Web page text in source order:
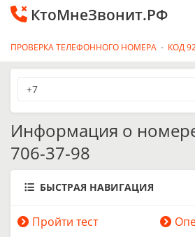
КтоМнеЗвонит.РФ
ПРОВЕРКА ТЕЛЕФОННОГО НОМЕРА - КОД
Информация о
706-37-98
БЫСТРАЯ НАВИГАЦИЯ
Пройти тест